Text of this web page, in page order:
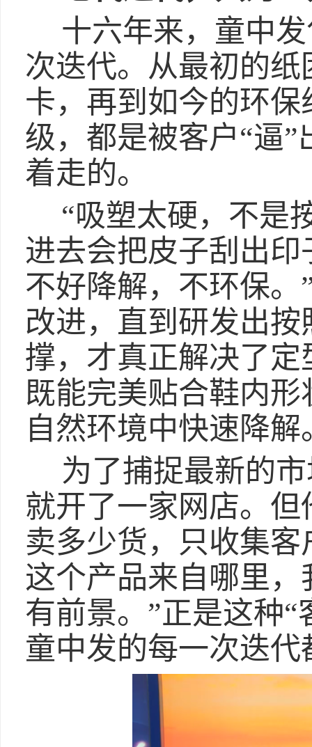
十六年来，童中
次迭代。从最初的
卡，再到如今的环
级，都是被客户“逼
着走的。
“吸塑太硬，不是
进去会把皮子刮出印
不好降解，不环保
改进，直到研发出
撑，才真正解决了
既能完美贴合鞋内
自然环境中快速降解
为了捕捉最新的
就开了一家网店。
卖多少货，只收集
这个产品来自哪里
有前景。”正是这种
童中发的每一次迭